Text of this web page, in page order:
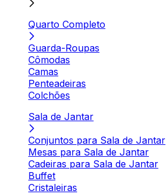
Quarto Completo
Guarda-Roupas
Cômodas
Camas
Penteadeiras
Colchões
Sala de Jantar
Conjuntos para Sala de Jantar
Mesas para Sala de Jantar
Cadeiras para Sala de Jantar
Buffet
Cristaleiras